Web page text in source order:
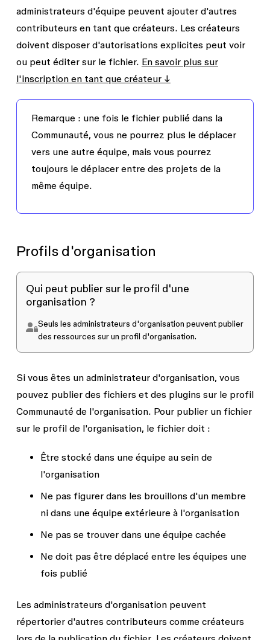
administrateurs d'équipe peuvent ajouter d'autres
contributeurs en tant que créateurs. Les créateurs
doivent disposer d'autorisations explicites peut voir
ou peut éditersur le fichier. En savoir plus sur
l'inscription en tant que créateur ↓
Remarque : une fois le fichier publié dans la
Communauté, vous ne pourrez plus le déplacer
vers une autre équipe, mais vous pourrez
toujours le déplacer entre des projets de la
même équipe.
Profils d'organisation
Qui peut publier sur le profil d'une
organisation ?
Seuls les administrateurs d'organisation peuvent publier
des ressources sur un profil d'organisation.
Si vous êtes un administrateur d'organisation, vous
pouvez publier des fichiers et des plugins sur le profil
Communauté de l'organisation. Pour publier un fichier
sur le profil de l'organisation, le fichier doit :
Être stocké dans une équipe au sein de
l'organisation
Ne pas figurer dans les brouillons d'un membre
ni dans une équipe extérieure à l'organisation
Ne pas se trouver dans une équipe cachée
Ne doit pas être déplacé entre les équipes une
fois publié
Les administrateurs d'organisation peuvent
répertorier d'autres contributeurs comme créateurs